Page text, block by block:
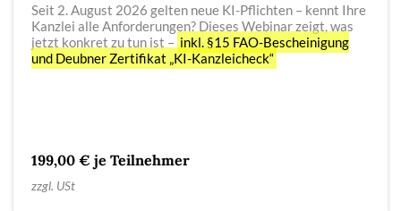
Seit 2. August 2026 gelten neue KI-Pflichten – kennt Ihre
Kanzlei alle Anforderungen? Dieses Webinar zeigt, was
jetzt konkret zu tun ist – inkl. §15 FAO-Bescheinigung
und Deubner Zertifikat „KI-Kanzleicheck“
199,00 € je Teilnehmer
zzgl. USt